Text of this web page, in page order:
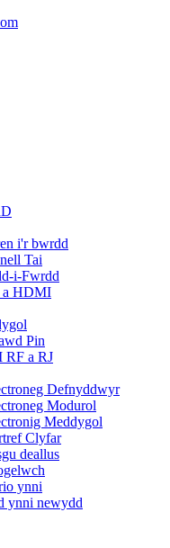
i'r bwrdd
Tai
i-Fwrdd
a HDMI
Pin
a RJ
Defnyddwyr
Modurol
Meddygol
Clyfar
deallus
ynni
ynni newydd